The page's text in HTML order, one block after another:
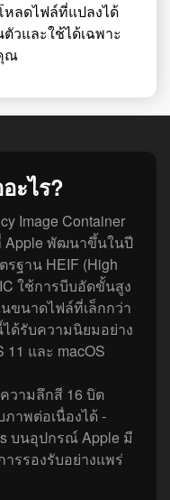
หลดไฟล์ที่แปลงได้
วและใช้ได้เฉพาะ
ณ
ะไร?
Image Container
Apple พัฒนาขึ้นในปี
ฐาน HEIF (High
ใช้การบีบอัดขั้นสูง
ขนาดไฟล์ที่เล็กกว่า
ด้รับความนิยมอย่าง
11 และ macOS
วามลึกสี 16 บิต
าพต่อเนื่องได้ -
บนอุปกรณ์ Apple มี
รรองรับอย่างแพร่